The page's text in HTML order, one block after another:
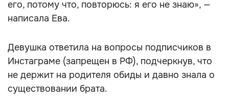
его, потому что, повторюсь: я его не знаю», —
написала Ева.
Девушка ответила на вопросы подписчиков в
Инстаграме (запрещен в РФ), подчеркнув, что
не держит на родителя обиды и давно знала о
существовании брата.